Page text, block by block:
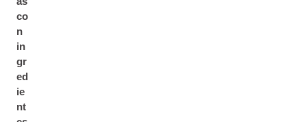
co
n
in
gr
ed
ie
nt